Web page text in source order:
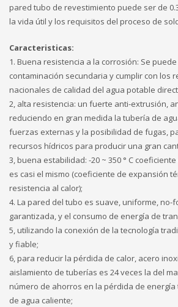
pared tubo de revestimiento puede ser de
la vida útil y los requisitos del proceso de
Caracteristicas:
1. Buena resistencia a la corrosión: Se
contaminación secundaria y cumplir con los
nacionales de calidad del agua potable
2, alta resistencia: un fuerte anti-extrusión,
reduciendo en gran medida la tubería de
fuerzas externas y la posibilidad de fugas,
recursos hídricos para producir una gran
3, buena estabilidad: -20 ~ 350 ° C
es casi el mismo (coeficiente de expansión
resistencia al calor);
4. La pared del tubo es suave, uniforme, no-
garantizada, y el consumo de energía de
5, utilizando la conexión de la tecnología
y fiable;
6, para reducir la pérdida de calor, acero
aislamiento de tuberías es 24 veces la del
número de ahorros en la pérdida de energía
de agua caliente;